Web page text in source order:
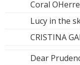
Coral
Lucy in the
CRISTINA
Dear